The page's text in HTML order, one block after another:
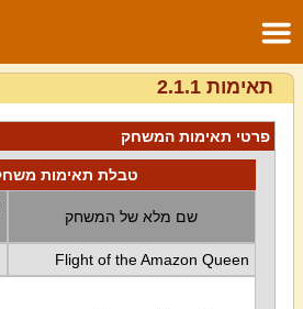
תאימות 2.1.1
פרטי תאימות המשחק
טבלת תאימות
שם מלא של המשחק
Flight of the Amazon Queen